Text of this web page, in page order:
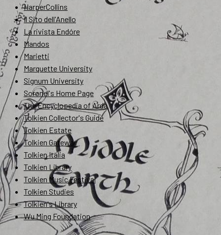
HarperCollins
Il Sito dell'Anello
La rivista Endóre
Mandos
Marietti
Marquette University
Signum University
Soronel's Home Page
The Encyclopedia of Arda
Tolkien Collector's Guide
Tolkien Estate
Tolkien Gateway
Tolkien Italia
Tolkien Library
Tolkien Music Festival
Tolkien Studies
Tolkien's Library
Wu Ming Foundation